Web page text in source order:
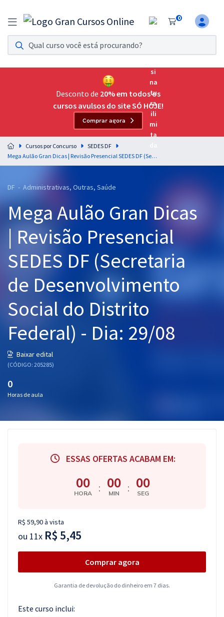
0
Assinatura Ilimitada 11
Acesso a todos os cursos. Teste grátis por 7 dias!
Assinatura OAB Até Passar
Acesso ilimitado a toda preparação para o Exame da
Residências Multiprofissionais
Preparação completa e intensiva para as principais
residências em saúde do Brasil
Cursos 20% OFF
Pós
Graduação
OAB
Mentorias
Questões grátis
Blog
Aprovados
Desconto de 20% em todos os
cursos avulsos do site SÓ HOJE!
Comprar agora
Cursos por Concurso
SEDES DF
Mega Aulão Gran Dicas | Revisão Presencial SEDES DF (Secretaria de Desenvolvimento Social do Distrito Federal) - Dia: 29/08
DF - Administrativas, Outras, Saúde
Mega Aulão Gran Dicas
| Revisão Presencial
SEDES DF (Secretaria
de Desenvolvimento
Social do Distrito
Federal) - Dia: 29/08
Baixar edital
(CÓDIGO: 205285)
0
Horas de aula
ESSAS OFERTAS ACABAM EM:
00
HORA : 00
MIN : 00
SEG
R$ 59,90 à vista
ou 11x R$ 5,45
Comprar agora
Garantia de devolução do dinheiro em 7 dias.
Este curso inclui: